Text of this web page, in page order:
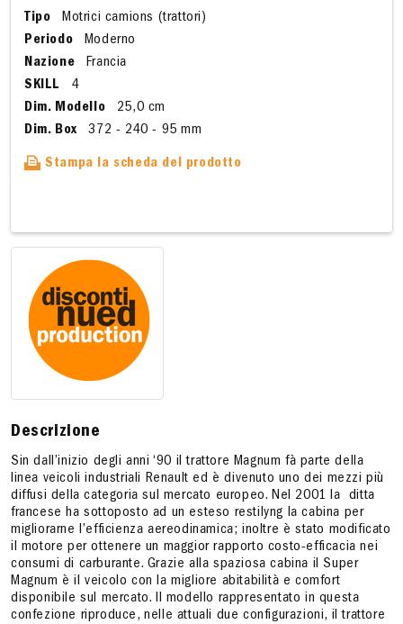
Tipo
Motrici camions (trattori)
Periodo
Moderno
Nazione
Francia
SKILL
4
Dim. Modello
25,0 cm
Dim. Box
372 - 240 - 95 mm
Stampa la scheda del prodotto
Descrizione
Sin dall’inizio degli anni ‘90 il trattore Magnum fà parte della
linea veicoli industriali Renault ed è divenuto uno dei mezzi più
diffusi della categoria sul mercato europeo. Nel 2001 la
ditta
francese ha sottoposto ad un esteso restilyng la cabina per
migliorarne l’efficienza aereodinamica; inoltre è stato modificato
il motore per ottenere un maggior rapporto costo-efficacia nei
consumi di carburante. Grazie alla spaziosa cabina il Super
Magnum è il veicolo con la migliore abitabilità e comfort
disponibile sul mercato. ll modello rappresentato in questa
confezione riproduce, nelle attuali due configurazioni, il trattore